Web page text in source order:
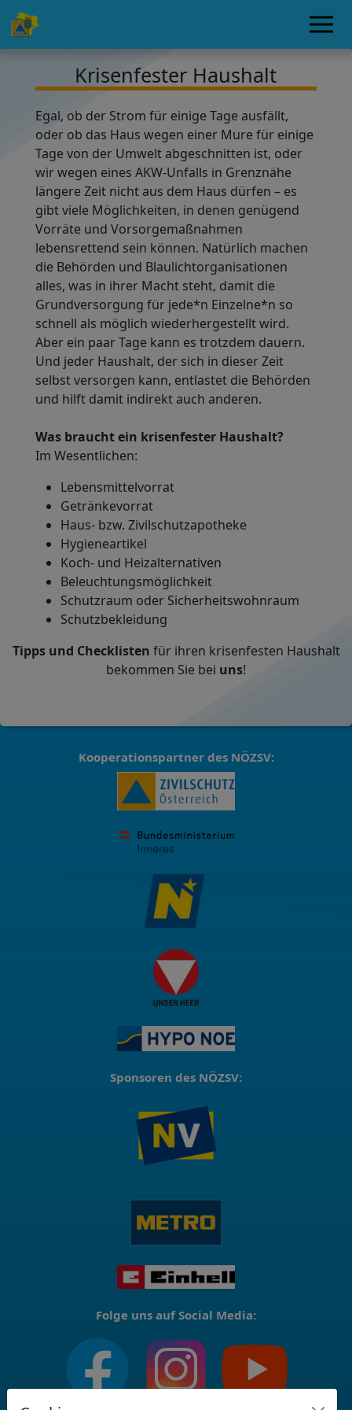
Krisenfester Haushalt
Egal, ob der Strom für einige Tage ausfällt,
oder ob das Haus wegen einer Mure für einige
Tage von der Umwelt abgeschnitten ist, oder
wir wegen eines AKW-Unfalls in Grenznähe
längere Zeit nicht aus dem Haus dürfen – es
gibt viele Möglichkeiten, in denen genügend
Vorräte und Vorsorgemaßnahmen
lebensrettend sein können. Natürlich machen
die Behörden und Blaulichtorganisationen
alles, was in ihrer Macht steht, damit die
Grundversorgung für jede*n Einzelne*n so
schnell als möglich wiederhergestellt wird.
Aber ein paar Tage kann es trotzdem dauern.
Und jeder Haushalt, der sich in dieser Zeit
selbst versorgen kann, entlastet die Behörden
und hilft damit indirekt auch anderen.
Was braucht ein krisenfester Haushalt?
Im Wesentlichen:
Lebensmittelvorrat
Getränkevorrat
Haus- bzw. Zivilschutzapotheke
Hygieneartikel
Koch- und Heizalternativen
Beleuchtungsmöglichkeit
Schutzraum oder Sicherheitswohnraum
Schutzbekleidung
Tipps und Checklisten für ihren krisenfesten Haushalt
bekommen Sie bei uns!
Kooperationspartner des NÖZSV:
Sponsoren des NÖZSV:
Folge uns auf Social Media: